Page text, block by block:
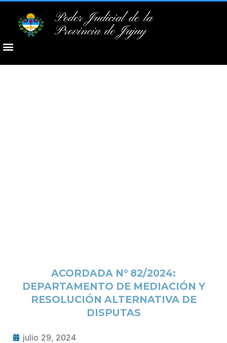
Poder Judicial de la
Provincia de Jujuy
ACORDADA N° 82/2024:
DEPARTAMENTO DE MEDIACIÓN Y
RESOLUCIÓN ALTERNATIVA DE
DISPUTAS
julio 29, 2024